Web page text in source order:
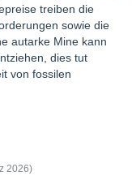
treiben die
sowie die
autarke Mine kann
dies tut
von fossilen
2026)